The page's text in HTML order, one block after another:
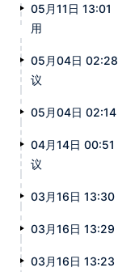
05月11日 13:01
用
05月04日 02:28
议
05月04日 02:14
04月14日 00:51
议
03月16日 13:30
03月16日 13:29
03月16日 13:23